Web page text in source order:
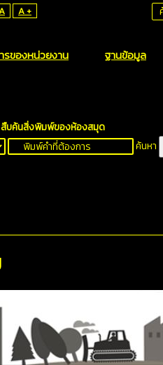
A +
รของหน่วยงาน ฐานข้อมูล
สืบค้นสิ่งพิมพ์ของห้องสมุด
ค้นหา